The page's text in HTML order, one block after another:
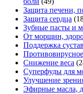
Защита печени,
Защита сердца
Зубные пасты и
От морщин,
Поддержка
Снижение веса
Суперфуды для
Улучшение
Эфирные масла,